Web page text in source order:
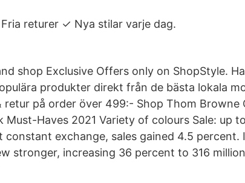
returer ✓ Nya stilar varje dag.
shop Exclusive Offers only on ShopStyle.
produkter direkt från de bästa lokala
retur på order över 499:- Shop Thom Browne
Must-Haves 2021 Variety of colours Sale: up
constant exchange, sales gained 4.5 percent.
stronger, increasing 36 percent to 316